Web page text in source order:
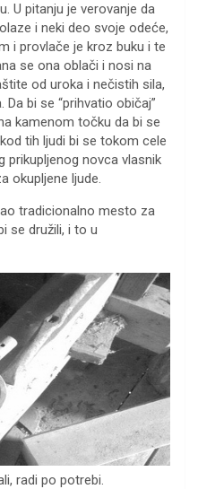
U pitanju je verovanje da
i neki deo svoje odeće,
i provlače je kroz buku i te
se ona oblači i nosi na
od uroka i nečistih sila,
bi se “prihvatio običaj”
kamenom točku da bi se
tih ljudi bi se tokom cele
prikupljenog novca vlasnik
okupljene ljude.
tradicionalno mesto za
se družili, i to u
radi po potrebi.